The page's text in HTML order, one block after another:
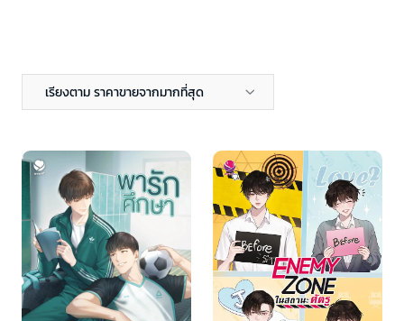
เรียงตาม ราคาขายจากมากที่สุด